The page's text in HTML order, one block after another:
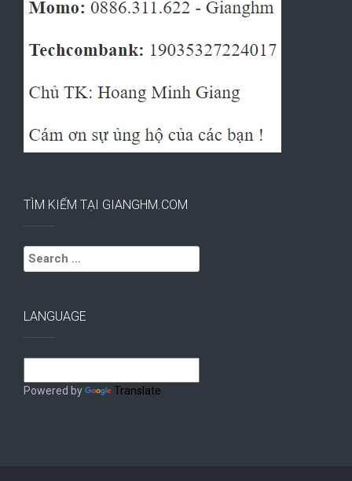
TÌM KIẾM TẠI GIANGHM.COM
Search
for:
LANGUAGE
Powered by Translate